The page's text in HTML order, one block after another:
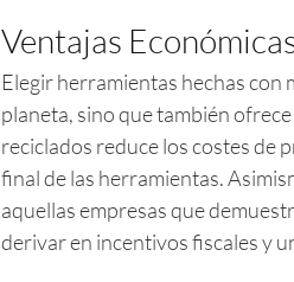
Ventajas
Elegir herramientas hechas con
planeta, sino que también ofrece
reciclados reduce los costes de
final de las herramientas.
aquellas empresas que
derivar en incentivos fiscales y